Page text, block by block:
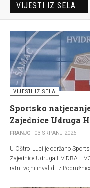
VIJESTI IZ SELA
VIJESTI IZ SELA
Sportsko
Zajednice Udruga
FRANJO 03 SRPANJ 2026
U Oštroj Luci je održano
Zajednice Udruga HVIDRA
ratni vojni invalidi iz